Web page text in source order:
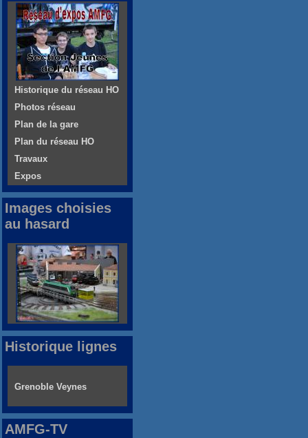
Historique du réseau HO
Photos réseau
Plan de la gare
Plan du réseau HO
Travaux
Expos
Images choisies
au hasard
Historique lignes
Grenoble Veynes
AMFG-TV